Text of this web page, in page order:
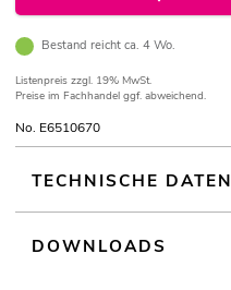
Bestand reicht ca. 4 Wo.
Listenpreis zzgl. 19% MwSt.
Preise im Fachhandel ggf. abweichend.
No. E6510670
TECHNISCHE DATEN
DOWNLOADS